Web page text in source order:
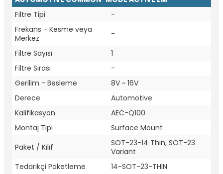
Filtre Tipi
-
Frekans - Kesme veya
Merkez
-
Filtre Sayısı
1
Filtre Sırası
-
Gerilim - Besleme
8V ~ 16V
Derece
Automotive
Kalifikasyon
AEC-Q100
Montaj Tipi
Surface Mount
Paket / Kılıf
SOT-23-14 Thin, SOT-23
Variant
Tedarikçi Paketleme
14-SOT-23-THIN